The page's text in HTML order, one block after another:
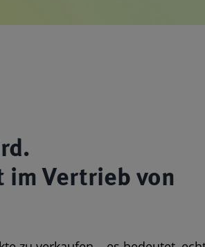
im Vertrieb von